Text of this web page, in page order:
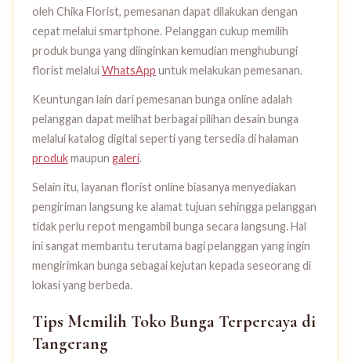
oleh Chika Florist, pemesanan dapat dilakukan dengan
cepat melalui smartphone. Pelanggan cukup memilih
produk bunga yang diinginkan kemudian menghubungi
florist melaluiWhatsApp untuk melakukan pemesanan.
Keuntungan lain dari pemesanan bunga online adalah
pelanggan dapat melihat berbagai pilihan desain bunga
melalui katalog digital seperti yang tersedia di halaman
produkmaupun galeri.
Selain itu, layanan florist online biasanya menyediakan
pengiriman langsung ke alamat tujuan sehingga pelanggan
tidak perlu repot mengambil bunga secara langsung. Hal
ini sangat membantu terutama bagi pelanggan yang ingin
mengirimkan bunga sebagai kejutan kepada seseorang di
lokasi yang berbeda.
Tips Memilih Toko Bunga Terpercaya di
Tangerang